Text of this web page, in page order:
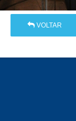
VOLTAR